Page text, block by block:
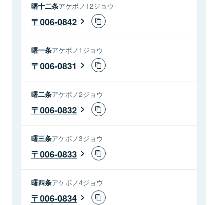
曙十二条アケボノ12ジョウ
006-0842
曙一条アケボノ1ジョウ
006-0831
曙二条アケボノ2ジョウ
006-0832
曙三条アケボノ3ジョウ
006-0833
曙四条アケボノ4ジョウ
006-0834